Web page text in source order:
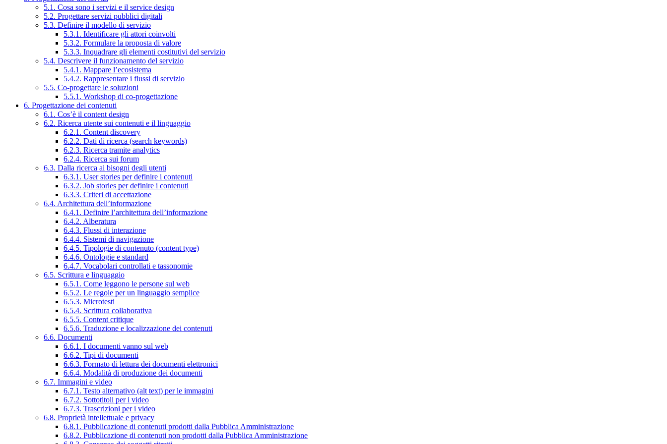
5.1. Cosa sono i servizi e il service design
5.2. Progettare servizi pubblici digitali
5.3. Definire il modello di servizio
5.3.1. Identificare gli attori coinvolti
5.3.2. Formulare la proposta di valore
5.3.3. Inquadrare gli elementi costitutivi del servizio
5.4. Descrivere il funzionamento del servizio
5.4.1. Mappare l’ecosistema
5.4.2. Rappresentare i flussi di servizio
5.5. Co-progettare le soluzioni
5.5.1. Workshop di co-progettazione
6. Progettazione dei contenuti
6.1. Cos’è il content design
6.2. Ricerca utente sui contenuti e il linguaggio
6.2.1. Content discovery
6.2.2. Dati di ricerca (search keywords)
6.2.3. Ricerca tramite analytics
6.2.4. Ricerca sui forum
6.3. Dalla ricerca ai bisogni degli utenti
6.3.1. User stories per definire i contenuti
6.3.2. Job stories per definire i contenuti
6.3.3. Criteri di accettazione
6.4. Architettura dell’informazione
6.4.1. Definire l’architettura dell’informazione
6.4.2. Alberatura
6.4.3. Flussi di interazione
6.4.4. Sistemi di navigazione
6.4.5. Tipologie di contenuto (content type)
6.4.6. Ontologie e standard
6.4.7. Vocabolari controllati e tassonomie
6.5. Scrittura e linguaggio
6.5.1. Come leggono le persone sul web
6.5.2. Le regole per un linguaggio semplice
6.5.3. Microtesti
6.5.4. Scrittura collaborativa
6.5.5. Content critique
6.5.6. Traduzione e localizzazione dei contenuti
6.6. Documenti
6.6.1. I documenti vanno sul web
6.6.2. Tipi di documenti
6.6.3. Formato di lettura dei documenti elettronici
6.6.4. Modalità di produzione dei documenti
6.7. Immagini e video
6.7.1. Testo alternativo (alt text) per le immagini
6.7.2. Sottotitoli per i video
6.7.3. Trascrizioni per i video
6.8. Proprietà intellettuale e privacy
6.8.1. Pubblicazione di contenuti prodotti dalla Pubblica Amministrazione
6.8.2. Pubblicazione di contenuti non prodotti dalla Pubblica Amministrazione